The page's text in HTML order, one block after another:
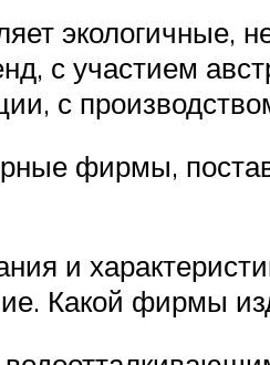
экологичные,
с участием
с
фирмы,
и
Какой фирмы